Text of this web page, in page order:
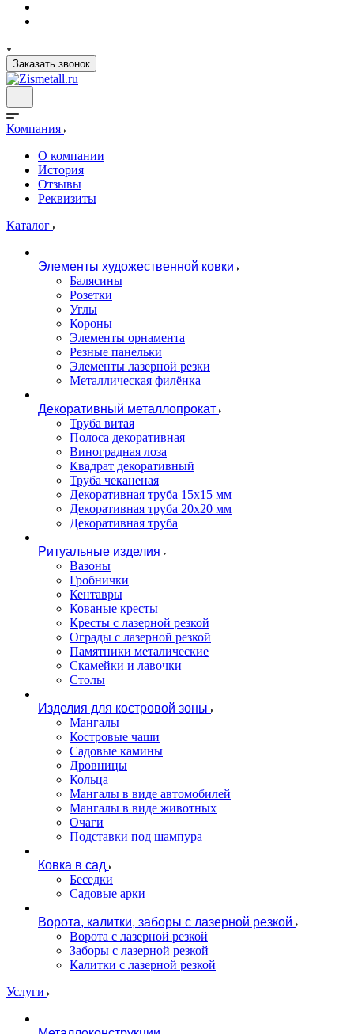
Заказать звонок
Компания
О компании
История
Отзывы
Реквизиты
Каталог
Элементы художественной ковки
Балясины
Розетки
Углы
Короны
Элементы орнамента
Резные панельки
Элементы лазерной резки
Металлическая филёнка
Декоративный металлопрокат
Труба витая
Полоса декоративная
Виноградная лоза
Квадрат декоративный
Труба чеканеная
Декоративная труба 15х15 мм
Декоративная труба 20х20 мм
Декоративная труба
Ритуальные изделия
Вазоны
Гробнички
Кентавры
Кованые кресты
Кресты с лазерной резкой
Ограды с лазерной резкой
Памятники металические
Скамейки и лавочки
Столы
Изделия для костровой зоны
Мангалы
Костровые чаши
Садовые камины
Дровницы
Кольца
Мангалы в виде автомобилей
Мангалы в виде животных
Очаги
Подставки под шампура
Ковка в сад
Беседки
Садовые арки
Ворота, калитки, заборы с лазерной резкой
Ворота с лазерной резкой
Заборы с лазерной резкой
Калитки с лазерной резкой
Услуги